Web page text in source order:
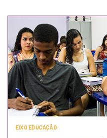
EIXO EDUCAÇÃO